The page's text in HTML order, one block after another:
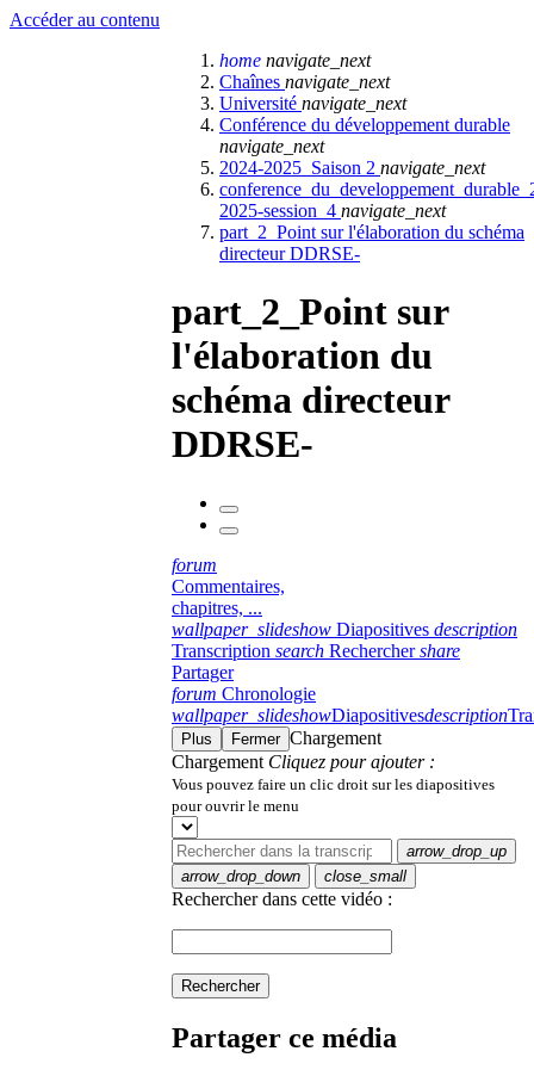
Accéder au contenu
home navigate_next
Chaînes navigate_next
Université navigate_next
Conférence du développement durable
navigate_next
2024-2025_Saison 2 navigate_next
2025-session_4 navigate_next
part_2_Point sur l'élaboration du schéma
directeur DDRSE-
part_2_Point sur
l'élaboration du
schéma directeur
DDRSE-
forum
Commentaires,
chapitres, ...
wallpaper_slideshow Diapositives description
Transcription search Rechercher share
Partager
forum Chronologie
wallpaper_slideshowDiapositivesdescription
Plus Fermer Chargement
Chargement Cliquez pour ajouter :
Vous pouvez faire un clic droit sur les diapositives
pour ouvrir le menu
arrow_drop_up
arrow_drop_down
close_small
Rechercher dans cette vidéo :
Rechercher
Partager ce média